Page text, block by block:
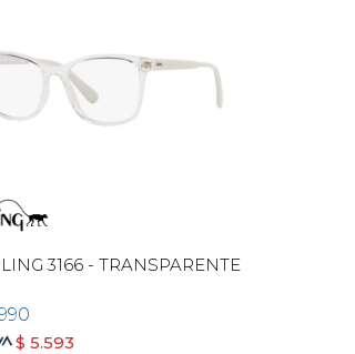
3166 - TRANSPARENTE
$ 5.593